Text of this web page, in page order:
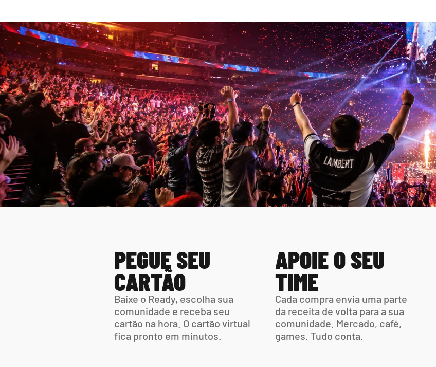
PEGUE SEU
CARTÃO
Baixe o Ready, escolha sua
comunidade e receba seu
cartão na hora. O cartão virtual
fica pronto em minutos.
APOIE O SEU
TIME
Cada compra envia uma parte
da receita de volta para a sua
comunidade. Mercado, café,
games. Tudo conta.